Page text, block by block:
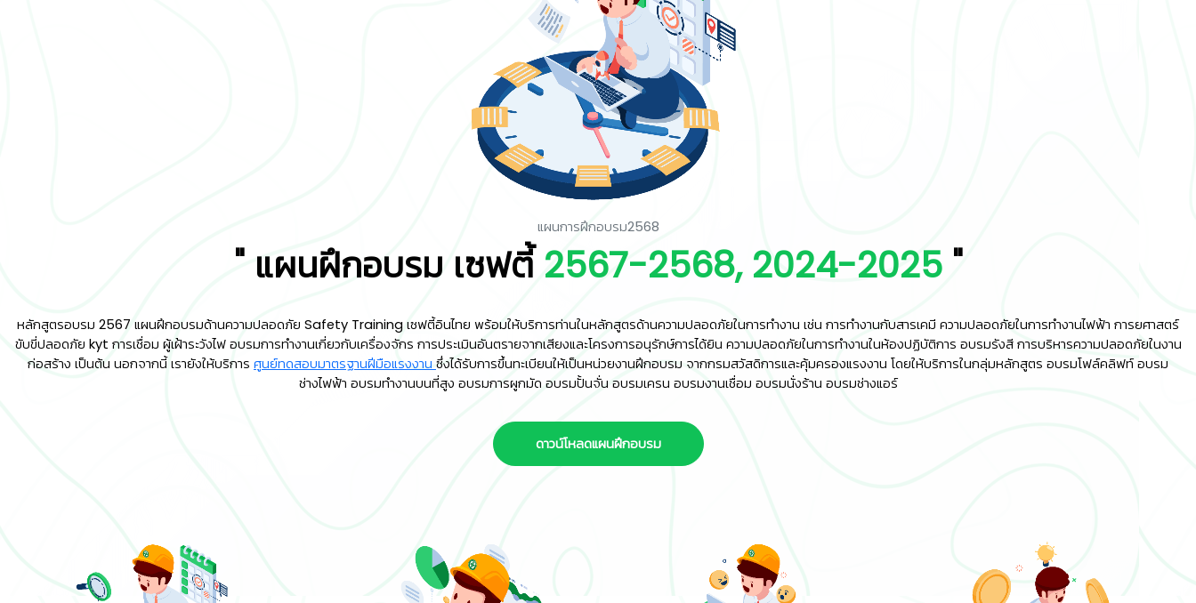
แผนการฝึกอบรม2568
" แผนฝึกอบรม เซฟตี้2567-2568, 2024-2025 "
หลักสูตรอบรม 2567 แผนฝึกอบรมด้านความปลอดภัย Safety Training เซฟตี้อินไทย พร้อมให้บริการท่านในหลักสูตรด้านความปลอดภัยในการทำงาน เช่น การทำงานกับสารเคมี ความปลอดภัยในการทำงานไฟฟ้า การยศาสตร์
ขับขี่ปลอดภัย kyt การเชื่อม ผู้เฝ้าระวังไฟ อบรมการทำงานเกี่ยวกับเครื่องจักร การประเมินอันตรายจากเสียงและโครงการอนุรักษ์การได้ยิน ความปลอดภัยในการทำงานในห้องปฏิบัติการ อบรมรังสี การบริหารความปลอดภัยในงาน
ก่อสร้าง เป็นต้น นอกจากนี้ เรายังให้บริการ ศูนย์ทดสอบมาตรฐานฝีมือแรงงาน ซึ่งได้รับการขึ้นทะเบียนให้เป็นหน่วยงานฝึกอบรม จากกรมสวัสดิการและคุ้มครองแรงงาน โดยให้บริการในกลุ่มหลักสูตร อบรมโฟล์คลิฟท์ อบรม
ช่างไฟฟ้า อบรมทำงานบนที่สูง อบรมการผูกมัด อบรมปั้นจั่น อบรมเครน อบรมงานเชื่อม อบรมนั่งร้าน อบรมช่างแอร์
ดาวน์โหลดแผนฝึกอบรม